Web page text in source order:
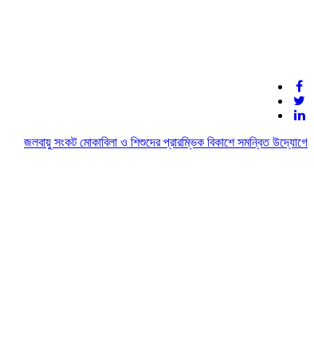
জলবায়ু সংকট মোকাবিলা ও শিশুদের প্রারম্ভিক বিকাশে সমন্বিত উদ্যোগের